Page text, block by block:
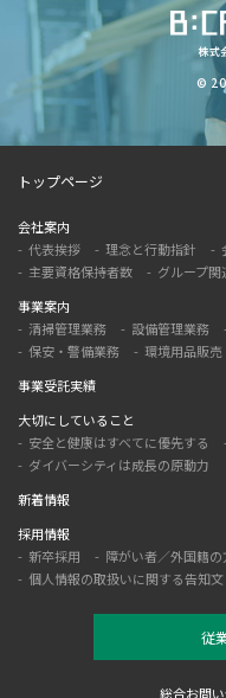
©
トップページ
会社案内
代表挨拶
理念と行動指針
主要資格保持者数
グループ関
事業案内
清掃管理業務
設備管理業務
保安・警備業務
環境用品販
事業受託実績
大切にしていること
安全と健康はすべてに優先する
ダイバーシティは成長の原動力
新着情報
採用情報
新卒採用
障がい者／外国籍
個人情報の取扱いに関する告知文
従
総合お問